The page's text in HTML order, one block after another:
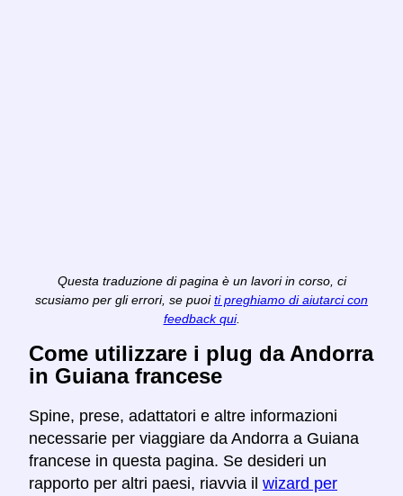
Questa traduzione di pagina è un lavori in corso, ci
scusiamo per gli errori, se puoi ti preghiamo di aiutarci con
feedback qui.
Come utilizzare i plug da Andorra
in Guiana francese
Spine, prese, adattatori e altre informazioni
necessarie per viaggiare da Andorra a Guiana
francese in questa pagina. Se desideri un
rapporto per altri paesi, riavvia il wizard per